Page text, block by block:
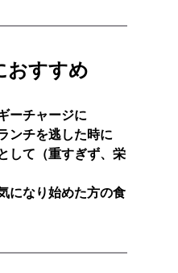
おすすめ
ーチャージに
ンチを逃した時に
して（重すぎず、栄
になり始めた方の食